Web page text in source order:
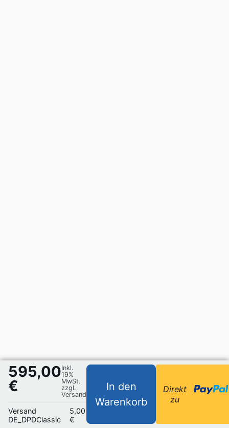
595,00
€
Inkl.
19%
MwSt.
zzgl.
Versand
Versand
DE_DPDClassic
5,00
€
In den
Warenkorb
Direkt
zu